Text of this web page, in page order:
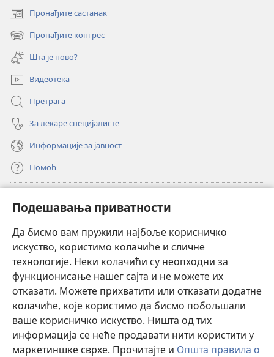
Подешавања приватности
Да бисмо вам пружили најбоље корисничко
искуство, користимо колачиће и сличне
технологије. Неки колачићи су неопходни за
функционисање нашег сајта и не можете их
отказати. Можете прихватити или отказати додатне
колачиће, које користимо да бисмо побољшали
ваше корисничко искуство. Ништа од тих
информација се неће продавати нити користити у
маркетиншке сврхе. Прочитајте и Општа правила о
Пронађите састанак
(отвара
нови
прозор)
Пронађите конгрес
(отвара
нови
прозор)
Шта је ново?
Видеотека
Претрага
За лекаре специјалисте
Информације за јавност
Помоћ
(отвара
нови
прозор)ОНЛАЈН БИБЛИОТЕКА Watchtower
(отвара
нови
прозор)JW Hub®
(отвара
нови
прозор)JW Library
Watchtower Library ®